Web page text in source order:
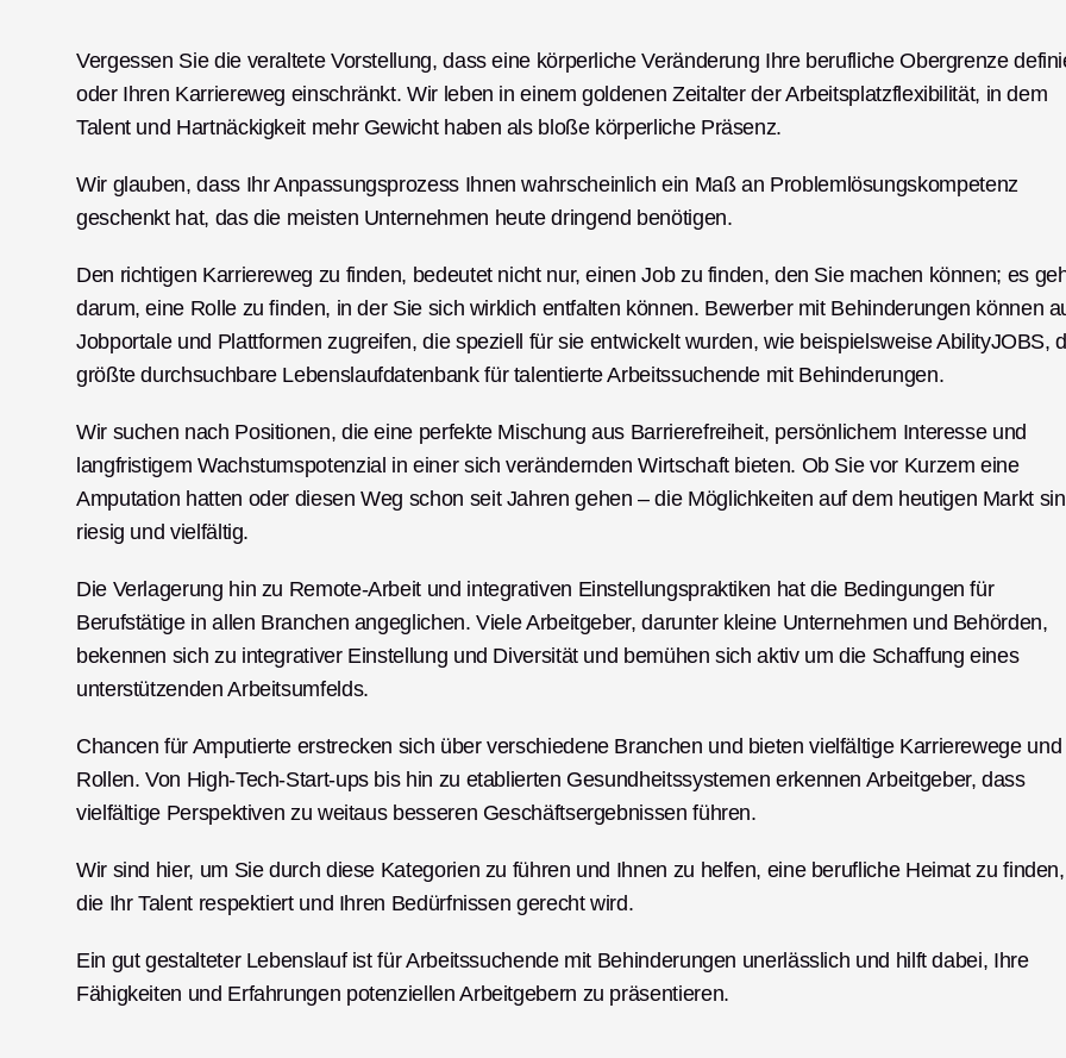
Vergessen Sie die veraltete Vorstellung, dass eine körperliche Veränderung Ihre berufliche Obergrenze
oder Ihren Karriereweg einschränkt. Wir leben in einem goldenen Zeitalter der Arbeitsplatzflexibilität, in dem
Talent und Hartnäckigkeit mehr Gewicht haben als bloße körperliche Präsenz.
Wir glauben, dass Ihr Anpassungsprozess Ihnen wahrscheinlich ein Maß an Problemlösungskompetenz
geschenkt hat, das die meisten Unternehmen heute dringend benötigen.
Den richtigen Karriereweg zu finden, bedeutet nicht nur, einen Job zu finden, den Sie machen können; es
darum, eine Rolle zu finden, in der Sie sich wirklich entfalten können. Bewerber mit Behinderungen können
Jobportale und Plattformen zugreifen, die speziell für sie entwickelt wurden, wie beispielsweise AbilityJOBS,
größte durchsuchbare Lebenslaufdatenbank für talentierte Arbeitssuchende mit Behinderungen.
Wir suchen nach Positionen, die eine perfekte Mischung aus Barrierefreiheit, persönlichem Interesse und
langfristigem Wachstumspotenzial in einer sich verändernden Wirtschaft bieten. Ob Sie vor Kurzem eine
Amputation hatten oder diesen Weg schon seit Jahren gehen – die Möglichkeiten auf dem heutigen Markt
riesig und vielfältig.
Die Verlagerung hin zu Remote-Arbeit und integrativen Einstellungspraktiken hat die Bedingungen für
Berufstätige in allen Branchen angeglichen. Viele Arbeitgeber, darunter kleine Unternehmen und Behörden,
bekennen sich zu integrativer Einstellung und Diversität und bemühen sich aktiv um die Schaffung eines
unterstützenden Arbeitsumfelds.
Chancen für Amputierte erstrecken sich über verschiedene Branchen und bieten vielfältige Karrierewege und
Rollen. Von High-Tech-Start-ups bis hin zu etablierten Gesundheitssystemen erkennen Arbeitgeber, dass
vielfältige Perspektiven zu weitaus besseren Geschäftsergebnissen führen.
Wir sind hier, um Sie durch diese Kategorien zu führen und Ihnen zu helfen, eine berufliche Heimat zu finden,
die Ihr Talent respektiert und Ihren Bedürfnissen gerecht wird.
Ein gut gestalteter Lebenslauf ist für Arbeitssuchende mit Behinderungen unerlässlich und hilft dabei, Ihre
Fähigkeiten und Erfahrungen potenziellen Arbeitgebern zu präsentieren.